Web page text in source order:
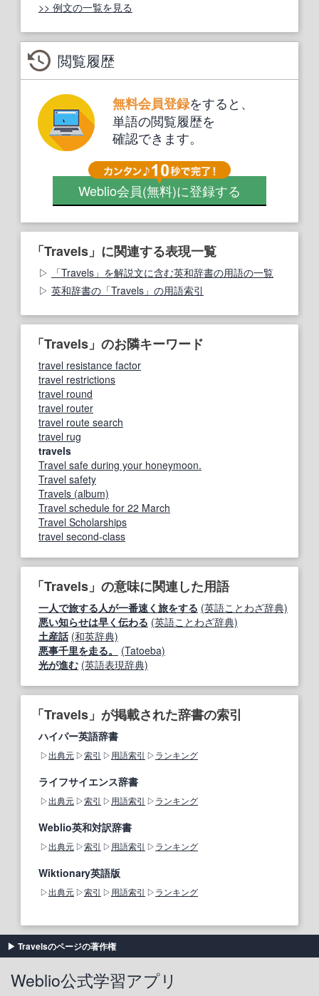
>> 例文の一覧を見る
閲覧履歴
無料会員登録をすると、
単語の閲覧履歴を
確認できます。
Weblio会員(無料)に登録する
「Travels」に関連する表現一覧
「Travels」を解説文に含む英和辞書の用語の一覧
英和辞書の「Travels」の用語索引
「Travels」のお隣キーワード
travel resistance factor
travel restrictions
travel round
travel router
travel route search
travel rug
travels
Travel safe during your honeymoon.
Travel safety
Travels (album)
Travel schedule for 22 March
Travel Scholarships
travel second‐class
「Travels」の意味に関連した用語
一人で旅する人が一番速く旅をする (英語ことわざ辞典)
悪い知らせは早く伝わる (英語ことわざ辞典)
土産話 (和英辞典)
悪事千里を走る。
(Tatoeba)
光が進む (英語表現辞典)
「Travels」が掲載された辞書の索引
ハイパー英語辞書
出典元 索引 用語索引 ランキング
ライフサイエンス辞書
出典元 索引 用語索引 ランキング
Weblio英和対訳辞書
出典元 索引 用語索引 ランキング
Wiktionary英語版
出典元 索引 用語索引 ランキング
Travelsのページの著作権
Weblio公式学習アプリ